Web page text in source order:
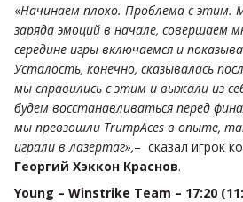
«Начинаем плохо. Проблема с
заряда эмоций в начале, совершаем
середине игры включаемся и
Усталость, конечно, сказывалась
мы справились с этим и выжали из
будем восстанавливаться перед
мы превзошли TrumpAces в опыте,
играли в лазертаг»,– сказал игрок
Георгий Хэккон Краснов.
Young – Winstrike Team – 17:20